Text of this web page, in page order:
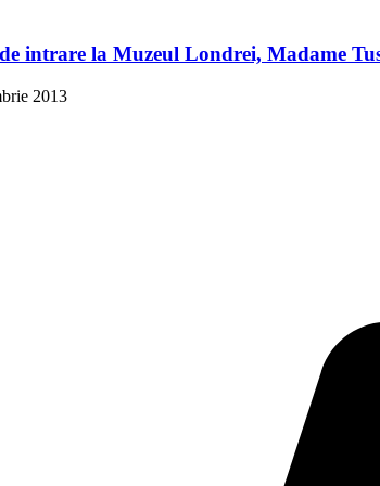
intrare la Muzeul Londrei, Madame
2013